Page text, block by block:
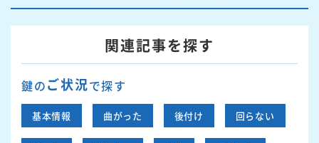
関連記事を探す
鍵のご状況で探す
基本情報 曲がった 後付け 回らない